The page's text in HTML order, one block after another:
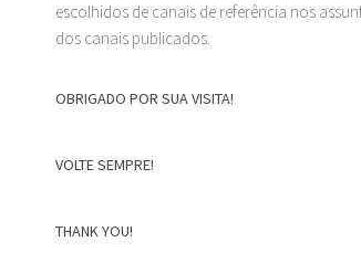
escolhidos de canais de referência nos
dos canais publicados.
OBRIGADO POR SUA VISITA!
VOLTE SEMPRE!
THANK YOU!